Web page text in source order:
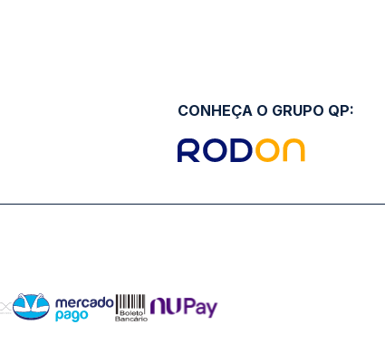
CONHEÇA O GRUPO QP: